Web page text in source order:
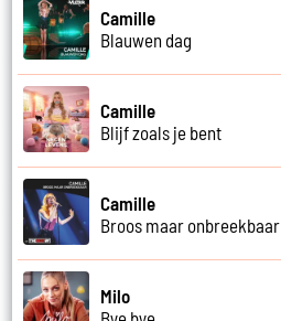
Camille
Blauwen dag
Camille
Blijf zoals je bent
Camille
Broos maar onbreekbaar
Milo